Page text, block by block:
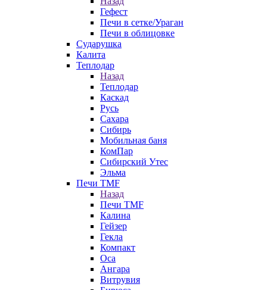
Гефест
Печи в сетке/Ураган
Печи в облицовке
Сударушка
Калита
Теплодар
Назад
Теплодар
Каскад
Русь
Сахара
Сибирь
Мобильная баня
КомПар
Сибирский Утес
Эльма
Печи TMF
Назад
Печи TMF
Калина
Гейзер
Гекла
Компакт
Оса
Ангара
Витрувия